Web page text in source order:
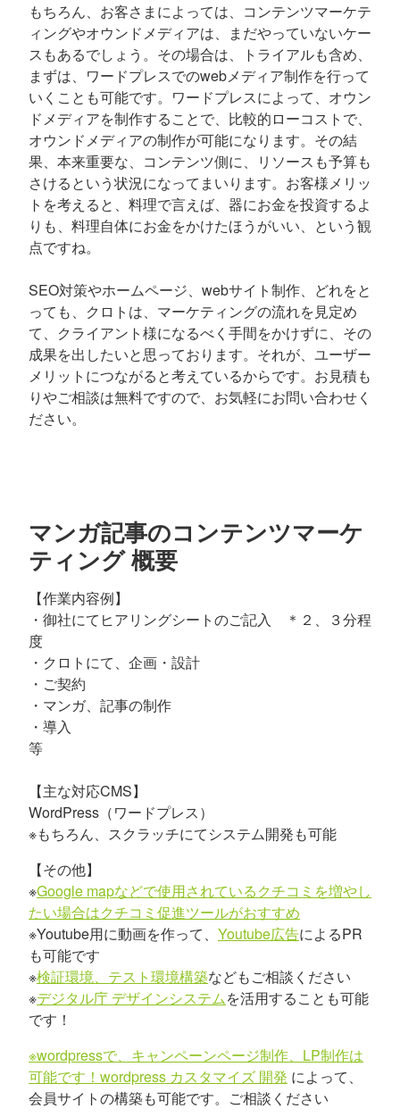
もちろん、お客さまによっては、コンテンツマーケテ
ィングやオウンドメディアは、まだやっていないケー
スもあるでしょう。その場合は、トライアルも含め、
まずは、ワードプレスでのwebメディア制作を行って
いくことも可能です。ワードプレスによって、オウン
ドメディアを制作することで、比較的ローコストで、
オウンドメディアの制作が可能になります。その結
果、本来重要な、コンテンツ側に、リソースも予算も
さけるという状況になってまいります。お客様メリッ
トを考えると、料理で言えば、器にお金を投資するよ
りも、料理自体にお金をかけたほうがいい、という観
点ですね。
SEO対策やホームページ、webサイト制作、どれをと
っても、クロトは、マーケティングの流れを見定め
て、クライアント様になるべく手間をかけずに、その
成果を出したいと思っております。それが、ユーザー
メリットにつながると考えているからです。お見積も
りやご相談は無料ですので、お気軽にお問い合わせく
ださい。
マンガ記事のコンテンツマーケ
ティング 概要
【作業内容例】
・御社にてヒアリングシートのご記入 ＊２、３分程
度
・クロトにて、企画・設計
・ご契約
・マンガ、記事の制作
・導入
等
【主な対応CMS】
WordPress（ワードプレス）
※もちろん、スクラッチにてシステム開発も可能
【その他】
※Google mapなどで使用されているクチコミを増やし
たい場合はクチコミ促進ツールがおすすめ
※Youtube用に動画を作って、 Youtube広告によるPR
も可能です
※検証環境、テスト環境構築などもご相談ください
※デジタル庁 デザインシステムを活用することも可能
です！
※wordpressで、キャンペーンページ制作、LP制作は
可能です！wordpress カスタマイズ 開発 によって、
会員サイトの構築も可能です。ご相談ください